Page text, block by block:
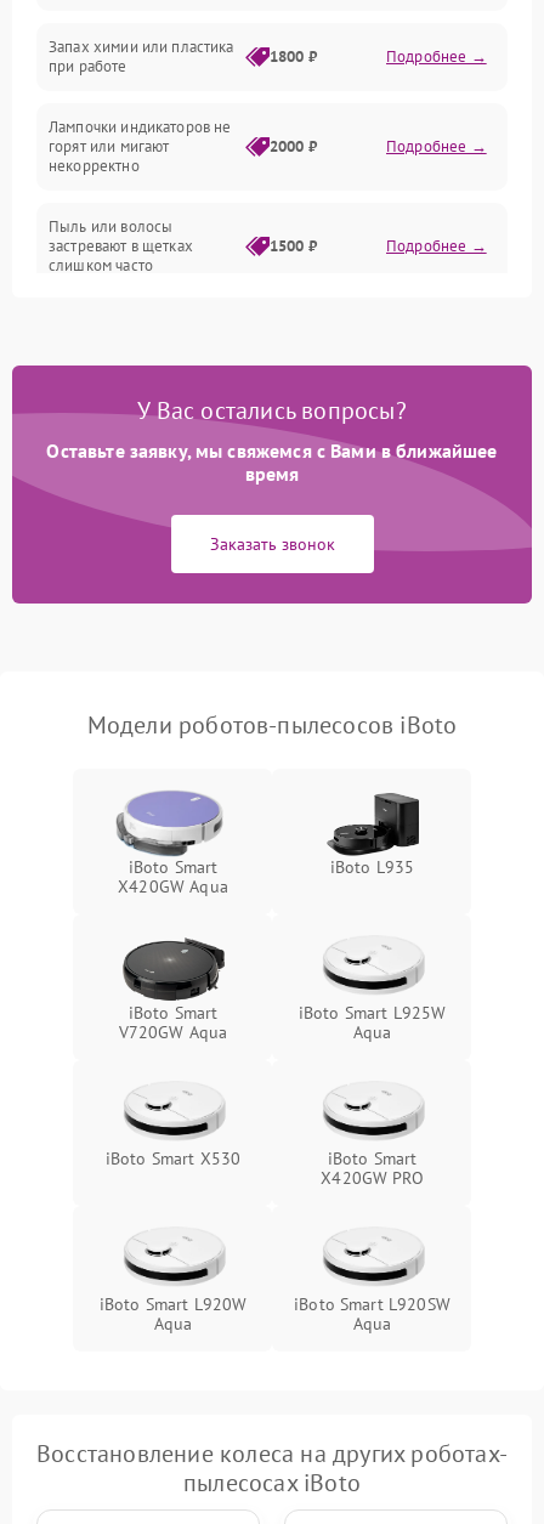
Батарея
Программные сбои
Запах химии или пластика
при работе
1800 ₽ Подробнее →
Лампочки индикаторов не
горят или мигают
некорректно
2000 ₽ Подробнее →
Пыль или волосы
застревают в щетках
слишком часто
1500 ₽ Подробнее →
У Вас остались вопросы?
Оставьте заявку, мы свяжемся с Вами в ближайшее
время
Заказать звонок
Модели роботов-пылесосов iBoto
iBoto Smart
Х420GW Aqua
iBoto L935
iBoto Smart
V720GW Aqua
iBoto Smart L925W
Aqua
iBoto Smart X530
iBoto Smart
Х420GW PRO
iBoto Smart L920W
Aqua
iBoto Smart L920SW
Aqua
Восстановление колеса на других роботах-
пылесосах iBoto